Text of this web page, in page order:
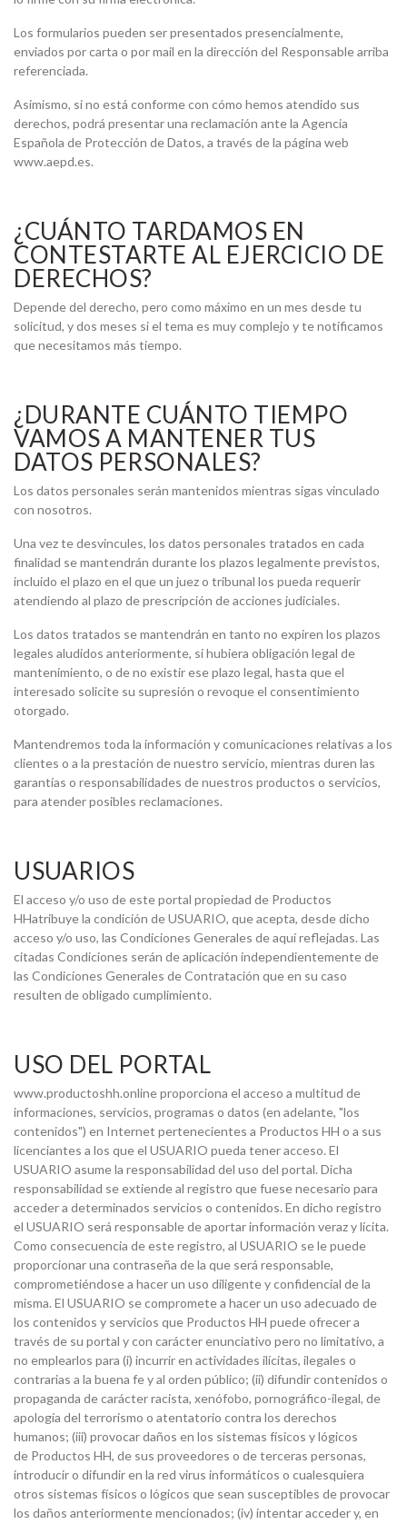
Los formularios pueden ser presentados presencialmente,
enviados por carta o por mail en la dirección del Responsable arriba
referenciada.
Asimismo, si no está conforme con cómo hemos atendido sus
derechos, podrá presentar una reclamación ante la Agencia
Española de Protección de Datos, a través de la página web
www.aepd.es.
¿CUÁNTO TARDAMOS EN
CONTESTARTE AL EJERCICIO DE
DERECHOS?
Depende del derecho, pero como máximo en un mes desde tu
solicitud, y dos meses si el tema es muy complejo y te notificamos
que necesitamos más tiempo.
¿DURANTE CUÁNTO TIEMPO
VAMOS A MANTENER TUS
DATOS PERSONALES?
Los datos personales serán mantenidos mientras sigas vinculado
con nosotros.
Una vez te desvincules, los datos personales tratados en cada
finalidad se mantendrán durante los plazos legalmente previstos,
incluido el plazo en el que un juez o tribunal los pueda requerir
atendiendo al plazo de prescripción de acciones judiciales.
Los datos tratados se mantendrán en tanto no expiren los plazos
legales aludidos anteriormente, si hubiera obligación legal de
mantenimiento, o de no existir ese plazo legal, hasta que el
interesado solicite su supresión o revoque el consentimiento
otorgado.
Mantendremos toda la información y comunicaciones relativas a los
clientes o a la prestación de nuestro servicio, mientras duren las
garantías o responsabilidades de nuestros productos o servicios,
para atender posibles reclamaciones.
USUARIOS
El acceso y/o uso de este portal propiedad de Productos
HHatribuye la condición de USUARIO, que acepta, desde dicho
acceso y/o uso, las Condiciones Generales de aquí reflejadas. Las
citadas Condiciones serán de aplicación independientemente de
las Condiciones Generales de Contratación que en su caso
resulten de obligado cumplimiento.
USO DEL PORTAL
www.productoshh.online proporciona el acceso a multitud de
informaciones, servicios, programas o datos (en adelante, "los
contenidos") en Internet pertenecientes a Productos HH o a sus
licenciantes a los que el USUARIO pueda tener acceso. El
USUARIO asume la responsabilidad del uso del portal. Dicha
responsabilidad se extiende al registro que fuese necesario para
acceder a determinados servicios o contenidos. En dicho registro
el USUARIO será responsable de aportar información veraz y lícita.
Como consecuencia de este registro, al USUARIO se le puede
proporcionar una contraseña de la que será responsable,
comprometiéndose a hacer un uso diligente y confidencial de la
misma. El USUARIO se compromete a hacer un uso adecuado de
los contenidos y servicios que Productos HH puede ofrecer a
través de su portal y con carácter enunciativo pero no limitativo, a
no emplearlos para (i) incurrir en actividades ilícitas, ilegales o
contrarias a la buena fe y al orden público; (ii) difundir contenidos o
propaganda de carácter racista, xenófobo, pornográfico-ilegal, de
apología del terrorismo o atentatorio contra los derechos
humanos; (iii) provocar daños en los sistemas físicos y lógicos
de Productos HH, de sus proveedores o de terceras personas,
introducir o difundir en la red virus informáticos o cualesquiera
otros sistemas físicos o lógicos que sean susceptibles de provocar
los daños anteriormente mencionados; (iv) intentar acceder y, en